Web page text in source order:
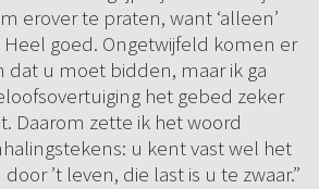
erover te praten, want ‘alleen’
goed. Ongetwijfeld komen er
dat u moet bidden, maar ik ga
het gebed zeker
Daarom zette ik het woord
u kent vast wel het
’t leven, die last is u te zwaar.”